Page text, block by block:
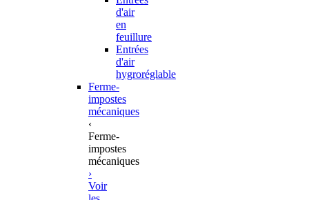
d'air
en
feuillure
Entrées
d'air
hygroréglable
Ferme-
impostes
mécaniques
‹
Ferme-
impostes
mécaniques
›
Voir